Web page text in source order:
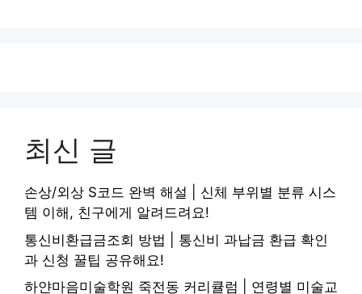
최신 글
손상/외상 S코드 완벽 해설 | 신체 부위별 분류 시스
템 이해, 친구에게 알려드려요!
통신비환급금조회 방법 | 통신비 과납금 환급 확인
과 신청 꿀팁 공유해요!
하얀마음미술학원 죽전동 커리큘럼 | 연령별 미술교